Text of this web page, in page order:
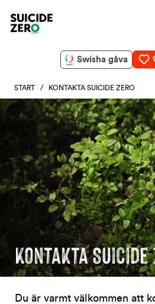
Swisha gåva
START / KONTAKTA SUICIDE ZERO
Kontakta
Du är varmt välkommen att